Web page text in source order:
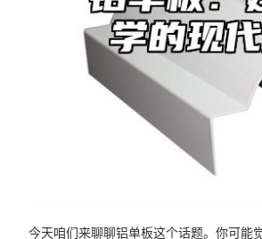
今天咱们来聊聊铝单板这个话题。你可能